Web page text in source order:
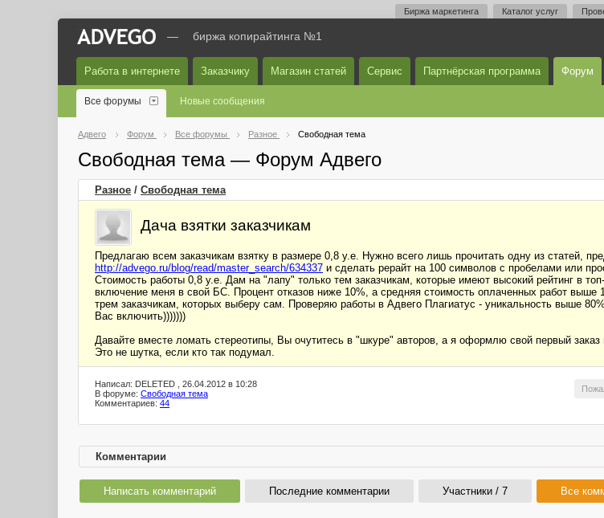
Биржа маркетинга Каталог услуг
— биржа копирайтинга №1
Работа в интернете Заказчику Магазин статей Сервис Партнёрская программа Форум
Все форумы Новые сообщения
Адвего Форум Все форумы Разное Свободная тема
Свободная тема — Форум Адвего
Разное / Свободная тема
Дача взятки заказчикам
Предлагаю всем заказчикам взятку в размере 0,8 у.е. Нужно всего лишь прочитать одну из статей,
http://advego.ru/blog/read/master_search/634337 и сделать рерайт на 100 символов с пробелами или
Стоимость работы 0,8 у.е. Дам на "лапу" только тем заказчикам, которые имеют высокий рейтинг в
включение меня в свой БС. Процент отказов ниже 10%, а средняя стоимость оплаченных работ
трем заказчикам, которых выберу сам. Проверяю работы в Адвего Плагиатус - уникальность выше
Вас включить)))))))
Давайте вместе ломать стереотипы, Вы очутитесь в "шкуре" авторов, а я оформлю свой первый
Это не шутка, если кто так подумал.
Написал: DELETED , 26.04.2012 в 10:28
В форуме: Свободная тема
Комментариев: 44
Комментарии
Написать комментарий Последние комментарии Участники / 7 Все